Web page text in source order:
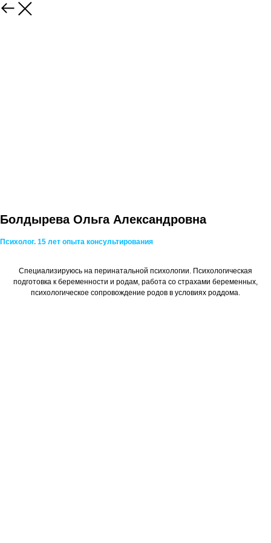
Болдырева Ольга Александровна
Психолог. 15 лет опыта консультирования
Специализируюсь на перинатальной психологии. Психологическая
подготовка к беременности и родам, работа со страхами беременных,
психологическое сопровождение родов в условиях роддома.